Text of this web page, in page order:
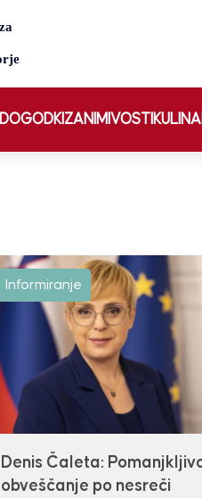
DOGODKIZANIMIVOSTI
Informiranje
Denis Čaleta:
obveščanje po nesreči